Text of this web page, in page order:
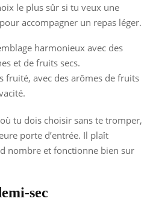
le plus sûr si tu veux une
accompagner un repas léger.
harmonieux avec des
et de fruits secs.
fruité, avec des arômes de fruits
tu dois choisir sans te tromper,
porte d’entrée. Il plaît
nombre et fonctionne bien sur
sec